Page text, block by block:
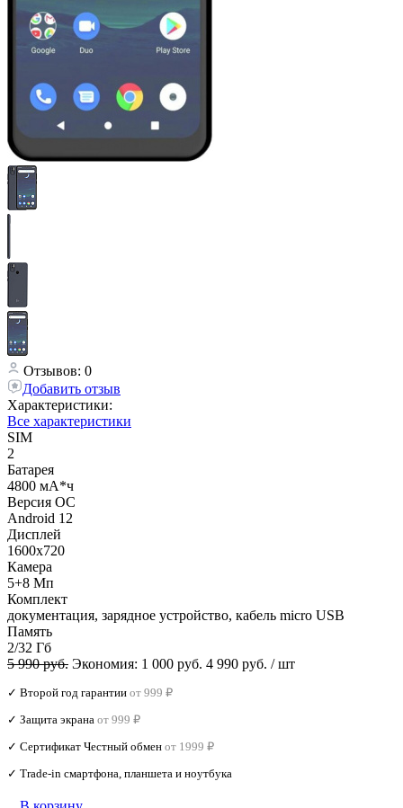
Отзывов: 0
Добавить отзыв
Характеристики:
Все характеристики
SIM
2
Батарея
4800 мА*ч
Версия ОС
Android 12
Дисплей
1600x720
Камера
5+8 Мп
Комплект
документация, зарядное устройство, кабель micro USB
Память
2/32 Гб
5 990 руб. Экономия: 1 000 руб. 4 990 руб. / шт
✓ Второй год гарантии от 999 ₽
✓ Защита экрана от 999 ₽
✓ Сертификат Честный обмен от 1999 ₽
✓ Trade‑in смартфона, планшета и ноутбука